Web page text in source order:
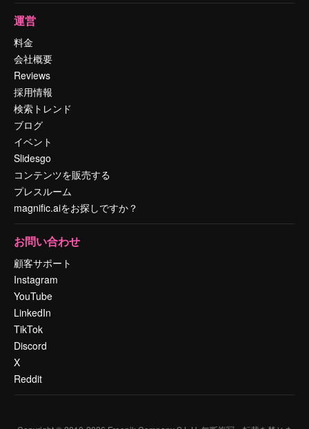
運営
料金
会社概要
Reviews
採用情報
検索トレンド
ブログ
イベント
Slidesgo
コンテンツを販売する
プレスルーム
magnific.aiをお探しですか？
お問い合わせ
顧客サポート
Instagram
YouTube
LinkedIn
TikTok
Discord
X
Reddit